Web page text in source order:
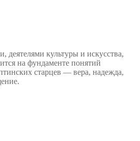
деятелями культуры и искусства,
на фундаменте понятий
старцев — вера, надежда,